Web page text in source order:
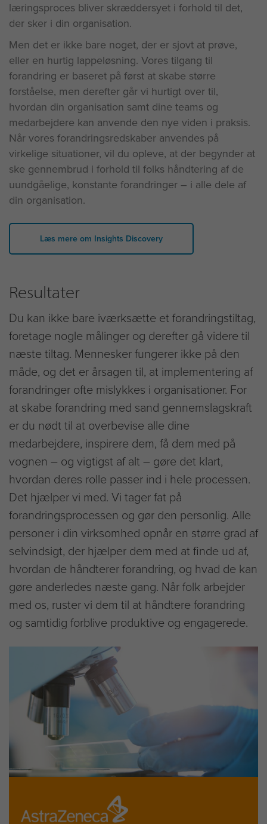
læringsproces bliver skræddersyet i forhold til det,
der sker i din organisation.
Men det er ikke bare noget, der er sjovt at prøve,
eller en hurtig lappeløsning. Vores tilgang til
forandring er baseret på først at skabe større
forståelse, men derefter går vi hurtigt over til,
hvordan din organisation samt dine teams og
medarbejdere kan anvende den nye viden i praksis.
Når vores forandringsredskaber anvendes på
virkelige situationer, vil du opleve, at der begynder at
ske gennembrud i forhold til folks håndtering af de
uundgåelige, konstante forandringer – i alle dele af
din organisation.
Læs mere om Insights Discovery
Resultater
Du kan ikke bare iværksætte et forandringstiltag,
foretage nogle målinger og derefter gå videre til
næste tiltag. Mennesker fungerer ikke på den
måde, og det er årsagen til, at implementering af
forandringer ofte mislykkes i organisationer. For
at skabe forandring med sand gennemslagskraft
er du nødt til at overbevise alle dine
medarbejdere, inspirere dem, få dem med på
vognen – og vigtigst af alt – gøre det klart,
hvordan deres rolle passer ind i hele processen.
Det hjælper vi med. Vi tager fat på
forandringsprocessen og gør den personlig. Alle
personer i din virksomhed opnår en større grad af
selvindsigt, der hjælper dem med at finde ud af,
hvordan de håndterer forandring, og hvad de kan
gøre anderledes næste gang. Når folk arbejder
med os, ruster vi dem til at håndtere forandring
og samtidig forblive produktive og engagerede.